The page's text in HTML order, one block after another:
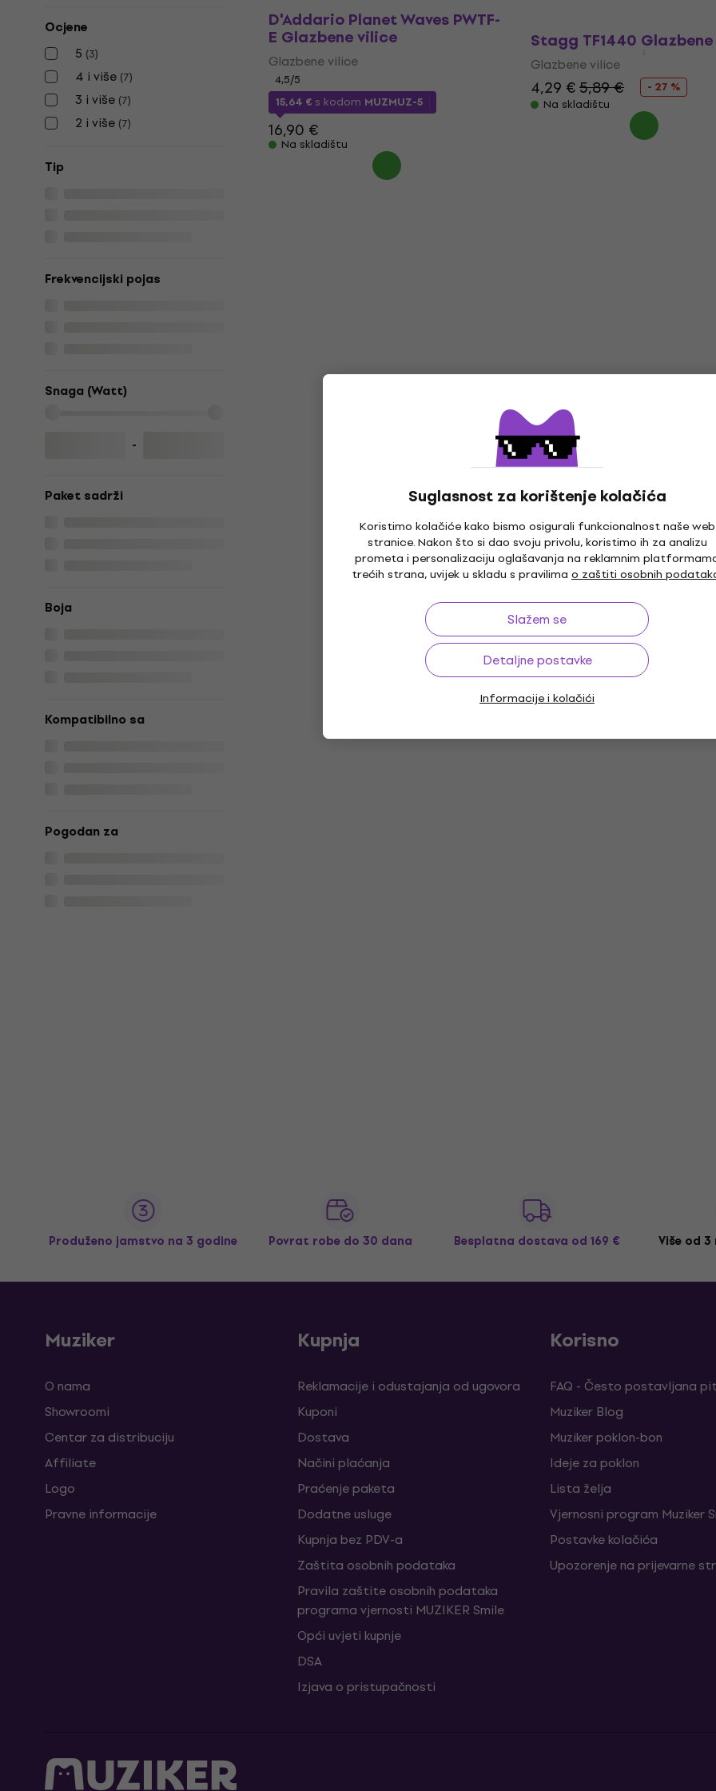
Suglasnost za korištenje kolačića
Koristimo kolačiće kako bismo osigurali funkcionalnost naše web
stranice. Nakon što si dao svoju privolu, koristimo ih za analizu
prometa i personalizaciju oglašavanja na reklamnim
trećih strana, uvijek u skladu s pravilima o zaštiti osobnih
Slažem se
Detaljne postavke
Informacije i kolačići
Ocjene
5 (3)
4 i više (7)
3 i više (7)
2 i više (7)
Tip
Frekvencijski pojas
Snaga (Watt)
-
Paket sadrži
Boja
Kompatibilno sa
Pogodan za
D'Addario Planet Waves PWTF-
E Glazbene vilice
Glazbene vilice
4,5/5
15,64 € s kodom MUZMUZ-5
16,90 €
Na skladištu
Stagg TF1440
Glazbene vilice
4,29 €5,89 €
- 27 %
Na skladištu
Produženo jamstvo na 3 godine Povrat robe do 30 dana Besplatna dostava od 169 € Više od
Muziker
O nama
Showroomi
Centar za distribuciju
Affiliate
Logo
Pravne informacije
Kupnja
Reklamacije i odustajanja od ugovora
Kuponi
Dostava
Načini plaćanja
Praćenje paketa
Dodatne usluge
Kupnja bez PDV-a
Zaštita osobnih podataka
Pravila zaštite osobnih podataka
programa vjernosti MUZIKER Smile
Opći uvjeti kupnje
DSA
Izjava o pristupačnosti
Korisno
FAQ - Često postavljana
Muziker Blog
Muziker poklon-bon
Ideje za poklon
Lista želja
Vjernosni program Muziker
Postavke kolačića
Upozorenje na prijevarne